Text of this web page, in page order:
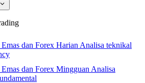
dan Forex Harian Analisa teknikal
dan Forex Mingguan Analisa